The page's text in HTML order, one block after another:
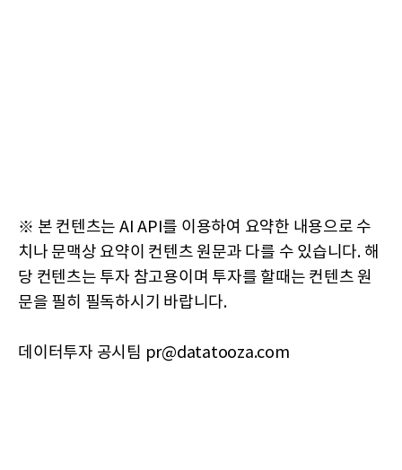
※ 본 컨텐츠는 AI API를 이용하여 요약한 내용으로 수
치나 문맥상 요약이 컨텐츠 원문과 다를 수 있습니다. 해
당 컨텐츠는 투자 참고용이며 투자를 할때는 컨텐츠 원
문을 필히 필독하시기 바랍니다.
데이터투자 공시팀 pr@datatooza.com